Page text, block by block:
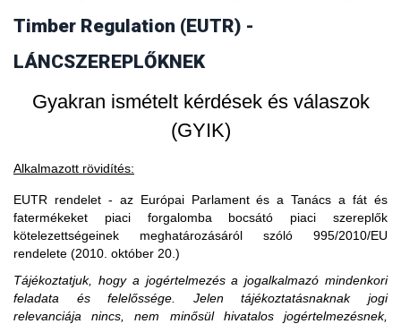
Timber Regulation (EUTR) -
LÁNCSZEREPLŐKNEK
Gyakran ismételt kérdések és válaszok
(GYIK)
Alkalmazott rövidítés:
EUTR rendelet - az Európai Parlament és a Tanács a fát és
fatermékeket piaci forgalomba bocsátó piaci szereplők
kötelezettségeinek meghatározásáról szóló 995/2010/EU
rendelete (2010. október 20.)
Tájékoztatjuk, hogy a jogértelmezés a jogalkalmazó mindenkori
feladata és felelőssége. Jelen tájékoztatásnaknak jogi
relevanciája nincs, nem minősül hivatalos jogértelmezésnek,
3. Amennyiben egy piaci szereplő EU-s
partnertől vásárol, akkor is importál?
vásárol faterméket, akkor fogalmilag kizárt, hogy a
faterméket vásárló uniós gazdasági szereplő piaci szereplő
legyen, ő csak kereskedőnek minősülhet.